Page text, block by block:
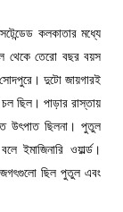
কলকাতার মধ্যে
থেকে তেরো বছর বয়স
দুটো জায়গারই
ছিল। পাড়ার রাস্তায়
উৎপাত ছিলনা। পুতুল
ওয়ার্ল্ড।
জগৎগুলো ছিল পুতুল এবং